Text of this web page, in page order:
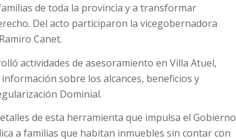
de toda la provincia y a transformar
Del acto participaron la vicegobernadora
Canet.
actividades de asesoramiento en Villa Atuel,
sobre los alcances, beneficios y
Dominial.
de esta herramienta que impulsa el Gobierno
a familias que habitan inmuebles sin contar con